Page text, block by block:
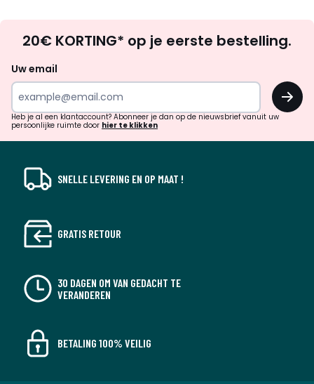
zoek
inspiratie
verrassingen?
20€ KORTING* op je eerste bestelling.
Uw email
OK
Heb je al een klantaccount? Abonneer je dan op de nieuwsbrief vanuit uw
persoonlijke ruimte door hier te klikken
SNELLE LEVERING EN OP MAAT !
GRATIS RETOUR
30 DAGEN OM VAN GEDACHT TE
VERANDEREN
BETALING 100% VEILIG